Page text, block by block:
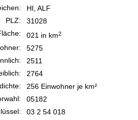
HI, ALF
PLZ:
31028
021 in km2
5275
2511
2764
256 Einwohner je km²
05182
03 2 54 018